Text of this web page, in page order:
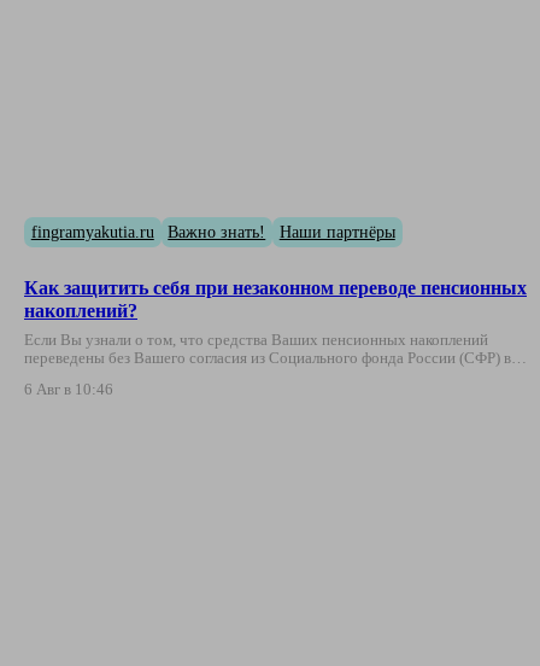
fingramyakutia.ru Важно знать! Наши партнёры
Как защитить себя при незаконном переводе пенсионных
накоплений?
Если Вы узнали о том, что средства Ваших пенсионных накоплений
переведены без Вашего согласия из Социального фонда России (СФР) в…
6 Авг в 10:46